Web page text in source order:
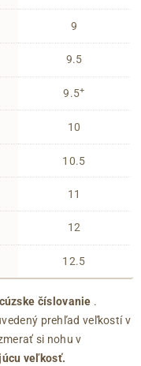
9
9.5
9.5+
10
10.5
11
12
12.5
číslovanie .
prehľad veľkostí v
si nohu v
veľkosť.